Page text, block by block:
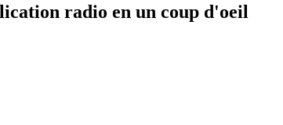
radio en un coup d'oeil